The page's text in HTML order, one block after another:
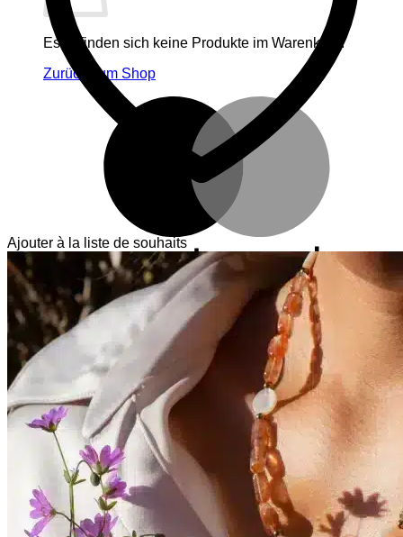
Es befinden sich keine Produkte im Warenkorb.
Zurück zum Shop
Ajouter à la liste de souhaits